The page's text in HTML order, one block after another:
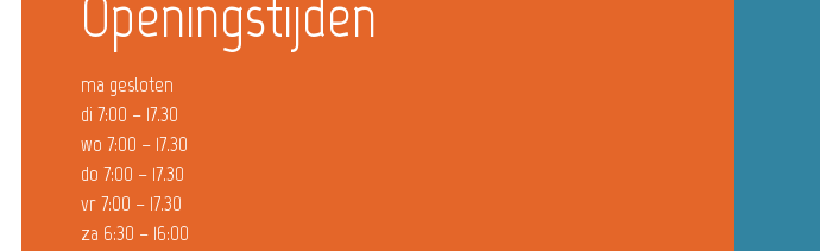
Openingstijden
ma gesloten
di 7:00 – 17.30
wo 7:00 – 17.30
do 7:00 – 17.30
vr 7:00 – 17.30
za 6:30 – 16:00